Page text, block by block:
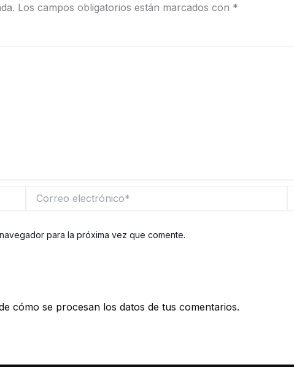
Los campos obligatorios están marcados con *
electrónico*
para la próxima vez que comente.
cómo se procesan los datos de tus comentarios.